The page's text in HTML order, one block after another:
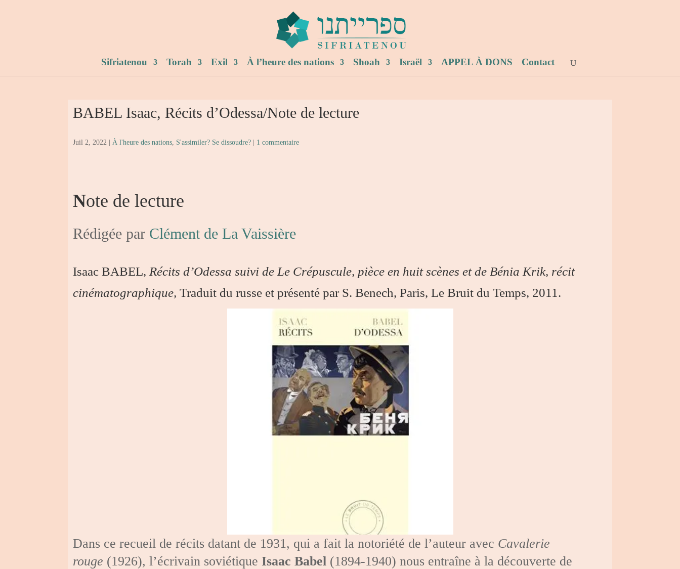
Sifriatenou Torah Exil À l’heure des nations Shoah Israël APPEL À DONS Contact
BABEL Isaac, Récits d’Odessa/Note de lecture
Juil 2, 2022 |À l'heure des nations, S'assimiler? Se dissoudre? 1 commentaire
Note de lecture
Rédigée par Clément de La Vaissière
Isaac BABEL, Récits d’Odessa suivi de Le Crépuscule, pièce en huit scènes et de Bénia Krik, récit
cinématographique,Traduit du russe et présenté par S. Benech, Paris, Le Bruit du Temps, 2011.
Dans ce recueil de récits datant de 1931, qui a fait la notoriété de l’auteur avec Cavalerie
rouge (1926), l’écrivain soviétique Isaac Babel (1894-1940) nous entraîne à la découverte de